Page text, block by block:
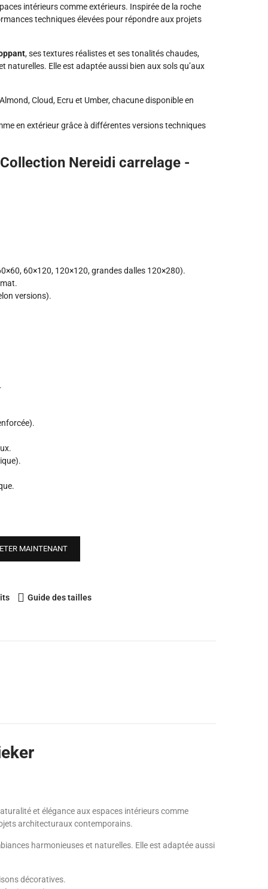
intérieurs comme extérieurs. Inspirée de la roche
techniques élevées pour répondre aux projets
, ses textures réalistes et ses tonalités chaudes,
naturelles. Elle est adaptée aussi bien aux sols qu’aux
Cloud, Ecru et Umber, chacune disponible en
en extérieur grâce à différentes versions techniques
Nereidi carrelage -
60×120, 120×120, grandes dalles 120×280).
versions).
MAINTENANT
Guide des tailles
et élégance aux espaces intérieurs comme
architecturaux contemporains.
harmonieuses et naturelles. Elle est adaptée aussi
décoratives.